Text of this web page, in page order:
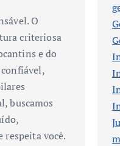
O
criteriosa
e do
buscamos
respeita você.